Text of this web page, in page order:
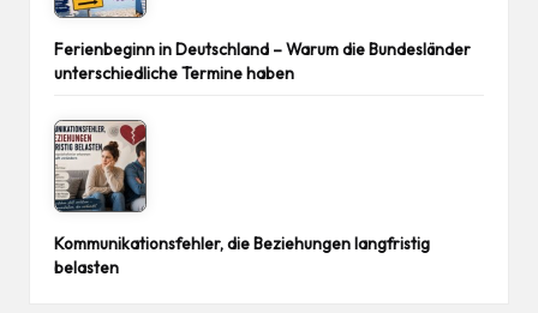
Ferienbeginn in Deutschland – Warum die Bundesländer
unterschiedliche Termine haben
Kommunikationsfehler, die Beziehungen langfristig
belasten